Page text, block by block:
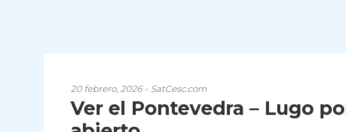
20 febrero, 2026 - SatCesc.com
Ver el Pontevedra – Lugo